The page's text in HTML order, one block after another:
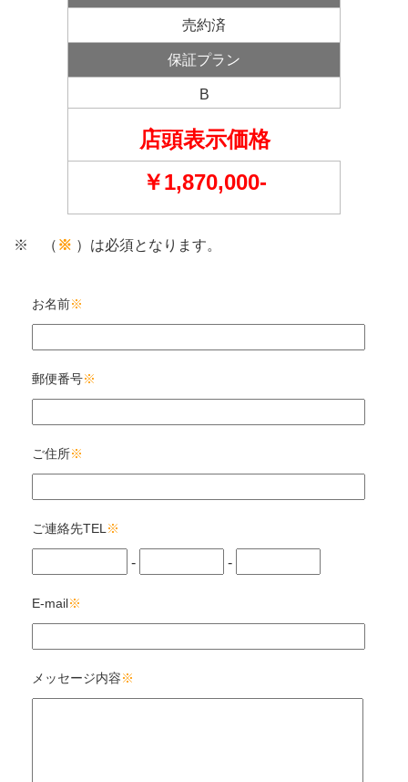
売約済
保証プラン
B
店頭表示価格
￥1,870,000-
※ （ ※ ）は必須となります。
お名前※
郵便番号※
ご住所※
ご連絡先TEL※
- -
E-mail※
メッセージ内容※